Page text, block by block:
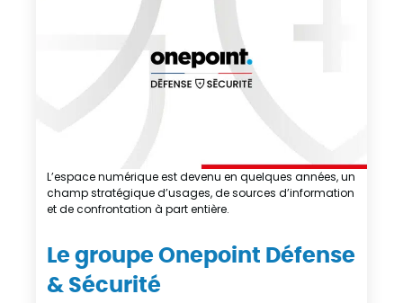
Le groupe Onepoint Défense
& Sécurité
L’espace numérique est devenu en quelques années, un
champ stratégique d’usages, de sources d’information
et de confrontation à part entière.